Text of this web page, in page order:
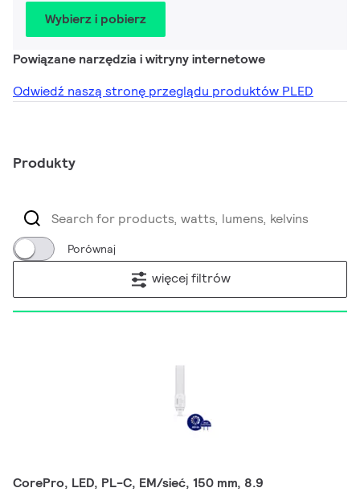
Wybierz i pobierz
Powiązane narzędzia i witryny internetowe
Odwiedź naszą stronę przeglądu produktów PLED
Produkty
Porównaj
więcej filtrów
CorePro, LED, PL-C, EM/sieć, 150 mm, 8.9